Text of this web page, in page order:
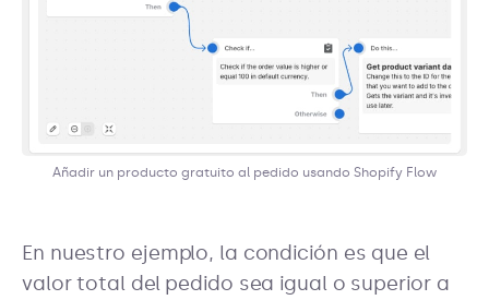
Añadir un producto gratuito al pedido usando Shopify Flow
En nuestro ejemplo, la condición es que el
valor total del pedido sea igual o superior a